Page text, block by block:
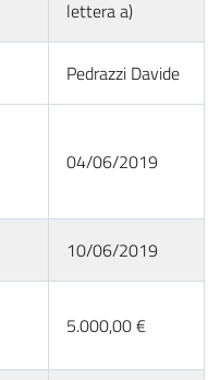
lettera a)
Pedrazzi Davide
04/06/2019
10/06/2019
5.000,00 €